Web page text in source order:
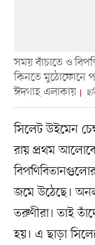
সময় বাঁচাতে ও
কিনতে মুঠোফোনে
ঈদগাহ এলাকায়
সিলেট উইমেন
রায় প্রথম
জমে উঠেছে।
তরুণীরা। তাই
হয়। এ ছাড়া